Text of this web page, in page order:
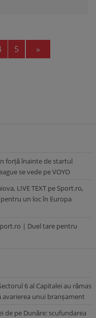
5 »
forță înainte de startul
se vede pe VOYO
LIVE TEXT pe Sport.ro,
un loc în Europa
| Duel tare pentru
6 al Capitalei au rămas
avarierea unui branșament
de pe Dunăre: scufundarea